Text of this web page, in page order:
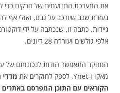
את המערכת התנועתית של חרקים כדי
בעזרת שבב שיורכב על גבם, ואולי אף
ניידות. כתבה זו, שנכתבה על ידי
אלפי גולשים ועוררה 28 דיונים.
המחקר התאפשר הודות לנכונותם של
מאקו ו-Ynet, לספק לחוקרים את
הקוראים עם התוכן המפרסם